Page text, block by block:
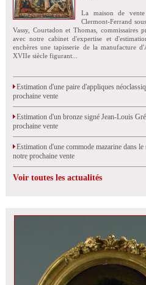
La maison de
Clermont-Ferrand
Vassy, Courtadon et Thomas, commissaires
avec notre cabinet d'expertise et
enchères une tapisserie de la manufacture
XVIIe siècle figurant...
Estimation d'une paire d'appliques
prochaine vente
Estimation d'un bronze signé Jean-Louis
prochaine vente
Estimation d'une commode mazarine dans le
notre prochaine vente
Voir toutes les actualités